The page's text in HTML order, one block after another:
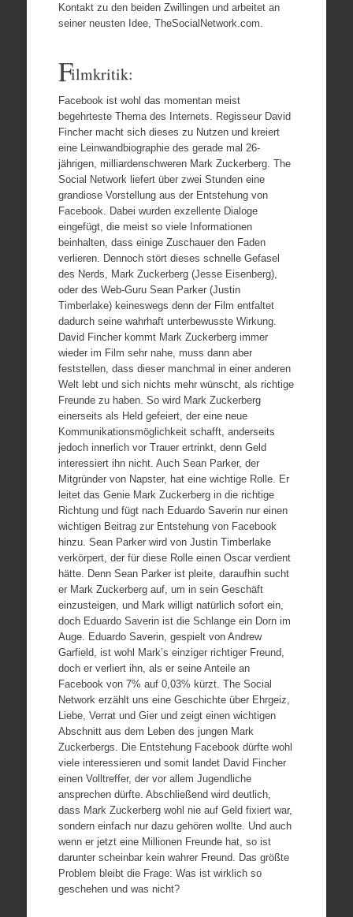
Kontakt zu den beiden Zwillingen und arbeitet an
seiner neusten Idee, TheSocialNetwork.com.
Filmkritik:
Facebook ist wohl das momentan meist
begehrteste Thema des Internets. Regisseur David
Fincher macht sich dieses zu Nutzen und kreiert
eine Leinwandbiographie des gerade mal 26-
jährigen, milliardenschweren Mark Zuckerberg. The
Social Network liefert über zwei Stunden eine
grandiose Vorstellung aus der Entstehung von
Facebook. Dabei wurden exzellente Dialoge
eingefügt, die meist so viele Informationen
beinhalten, dass einige Zuschauer den Faden
verlieren. Dennoch stört dieses schnelle Gefasel
des Nerds, Mark Zuckerberg (Jesse Eisenberg),
oder des Web-Guru Sean Parker (Justin
Timberlake) keineswegs denn der Film entfaltet
dadurch seine wahrhaft unterbewusste Wirkung.
David Fincher kommt Mark Zuckerberg immer
wieder im Film sehr nahe, muss dann aber
feststellen, dass dieser manchmal in einer anderen
Welt lebt und sich nichts mehr wünscht, als richtige
Freunde zu haben. So wird Mark Zuckerberg
einerseits als Held gefeiert, der eine neue
Kommunikationsmöglichkeit schafft, anderseits
jedoch innerlich vor Trauer ertrinkt, denn Geld
interessiert ihn nicht. Auch Sean Parker, der
Mitgründer von Napster, hat eine wichtige Rolle. Er
leitet das Genie Mark Zuckerberg in die richtige
Richtung und fügt nach Eduardo Saverin nur einen
wichtigen Beitrag zur Entstehung von Facebook
hinzu. Sean Parker wird von Justin Timberlake
verkörpert, der für diese Rolle einen Oscar verdient
hätte. Denn Sean Parker ist pleite, daraufhin sucht
er Mark Zuckerberg auf, um in sein Geschäft
einzusteigen, und Mark willigt natürlich sofort ein,
doch Eduardo Saverin ist die Schlange ein Dorn im
Auge. Eduardo Saverin, gespielt von Andrew
Garfield, ist wohl Mark’s einziger richtiger Freund,
doch er verliert ihn, als er seine Anteile an
Facebook von 7% auf 0,03% kürzt. The Social
Network erzählt uns eine Geschichte über Ehrgeiz,
Liebe, Verrat und Gier und zeigt einen wichtigen
Abschnitt aus dem Leben des jungen Mark
Zuckerbergs. Die Entstehung Facebook dürfte wohl
viele interessieren und somit landet David Fincher
einen Volltreffer, der vor allem Jugendliche
ansprechen dürfte. Abschließend wird deutlich,
dass Mark Zuckerberg wohl nie auf Geld fixiert war,
sondern einfach nur dazu gehören wollte. Und auch
wenn er jetzt eine Millionen Freunde hat, so ist
darunter scheinbar kein wahrer Freund. Das größte
Problem bleibt die Frage: Was ist wirklich so
geschehen und was nicht?